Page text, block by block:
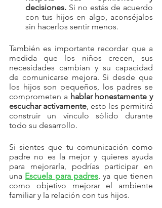
decisiones. Si no estás de acuerdo
con tus hijos en algo, aconséjalos
sin hacerlos sentir menos.
También es importante recordar que a
medida que los niños crecen, sus
necesidades cambian y su capacidad
de comunicarse mejora. Si desde que
los hijos son pequeños, los padres se
comprometen a hablar honestamente y
escuchar activamente, esto les permitirá
construir un vínculo sólido durante
todo su desarrollo.
Si sientes que tu comunicación como
padre no es la mejor y quieres ayuda
para mejorarla, podrías participar en
una Escuela para padres, ya que tienen
como objetivo mejorar el ambiente
familiar y la relación con tus hijos.